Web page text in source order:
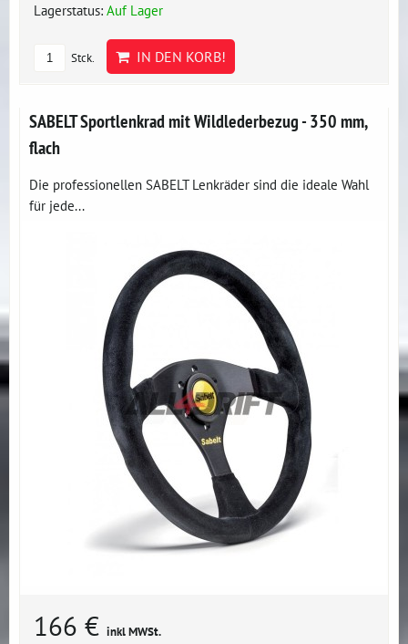
Lagerstatus: Auf Lager
Stck. IN DEN KORB!
SABELT Sportlenkrad mit Wildlederbezug - 350 mm,
flach
Die professionellen SABELT Lenkräder sind die ideale Wahl
für jede...
166 € inkl MWSt.